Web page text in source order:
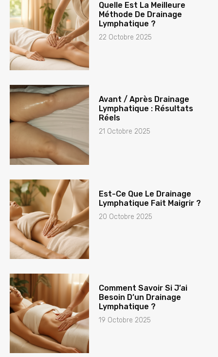
Quelle Est La Meilleure
Méthode De Drainage
Lymphatique ?
22 Octobre 2025
Avant / Après Drainage
Lymphatique : Résultats
Réels
21 Octobre 2025
Est-Ce Que Le Drainage
Lymphatique Fait Maigrir ?
20 Octobre 2025
Comment Savoir Si J’ai
Besoin D’un Drainage
Lymphatique ?
19 Octobre 2025